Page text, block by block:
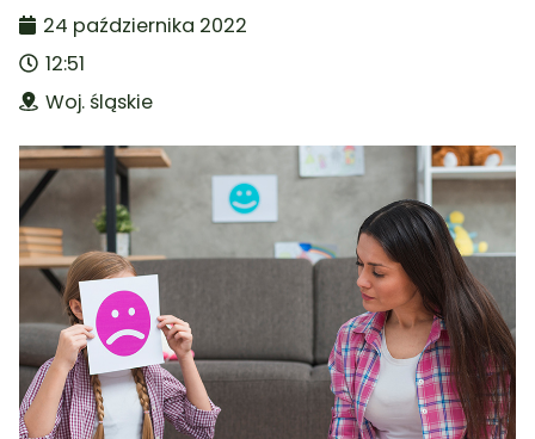
24 października 2022
12:51
Woj. śląskie